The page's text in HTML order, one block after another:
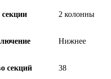
2 колонны
Нижнее
секций 38